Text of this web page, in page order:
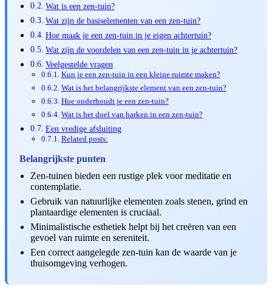
Wat is een zen-tuin?
Wat zijn de basiselementen van een zen-tuin?
Hoe maak je een zen-tuin in je eigen achtertuin?
Wat zijn de voordelen van een zen-tuin in je achtertuin?
Veelgestelde vragen
Kun je een zen-tuin in een kleine ruimte maken?
Wat is het belangrijkste element van een zen-tuin?
Hoe onderhoudt je een zen-tuin?
Wat is het doel van harken in een zen-tuin?
Een vredige afsluiting
Related posts:
Belangrijkste punten
Zen-tuinen bieden een rustige plek voor meditatie en
contemplatie.
Gebruik van natuurlijke elementen zoals stenen, grind en
plantaardige elementen is cruciaal.
Minimalistische esthetiek helpt bij het creëren van een
gevoel van ruimte en sereniteit.
Een correct aangelegde zen-tuin kan de waarde van je
thuisomgeving verhogen.